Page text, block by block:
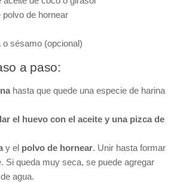
polvo de hornear
sésamo (opcional)
a paso:
hasta que quede una especie de harina
el huevo con el aceite y una pizca de
y el polvo de hornear. Unir hasta formar
Si queda muy seca, se puede agregar
agua.